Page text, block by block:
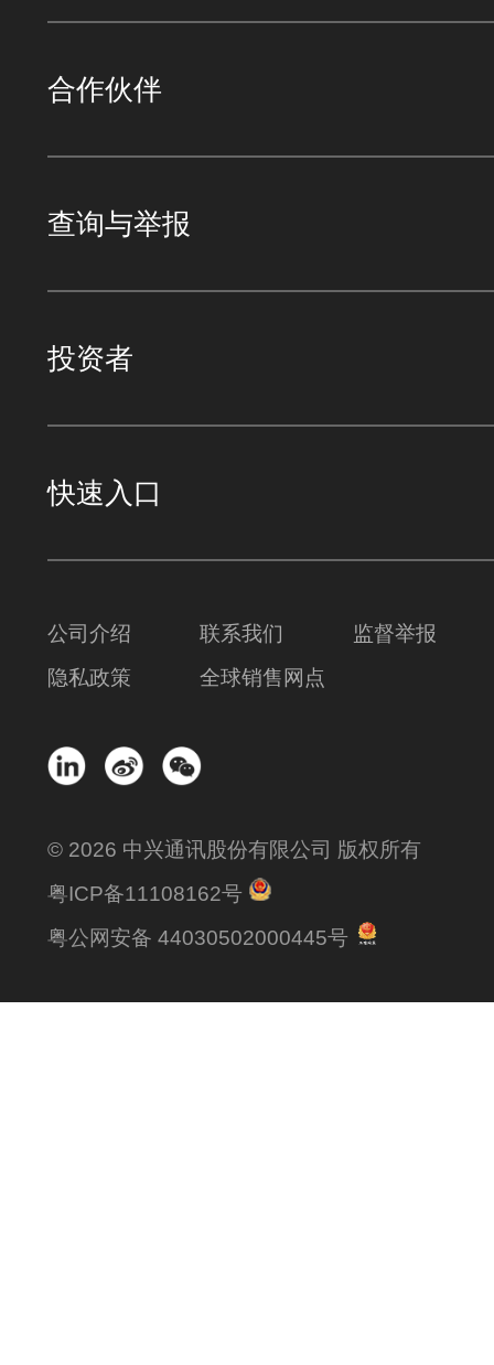
合作伙伴
查询与举报
投资者
快速入口
公司介绍 联系我们
监督举报
隐私政策
全球销售网点
© 2026 中兴通讯股份有限公司 版权所有
粤ICP备11108162号
粤公网安备 44030502000445号